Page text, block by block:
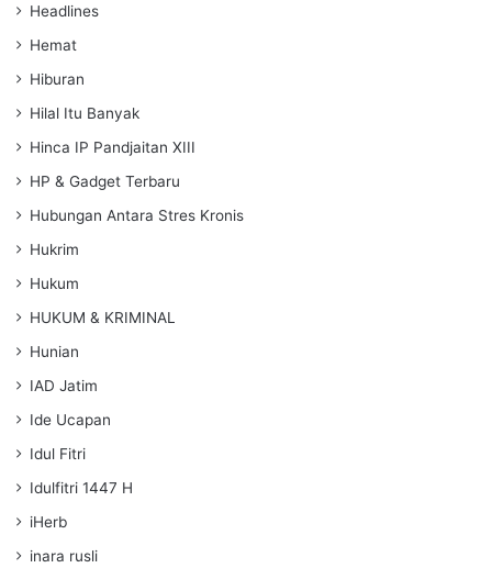
Headlines
Hemat
Hiburan
Hilal Itu Banyak
Hinca IP Pandjaitan XIII
HP & Gadget Terbaru
Hubungan Antara Stres Kronis
Hukrim
Hukum
HUKUM & KRIMINAL
Hunian
IAD Jatim
Ide Ucapan
Idul Fitri
Idulfitri 1447 H
iHerb
inara rusli